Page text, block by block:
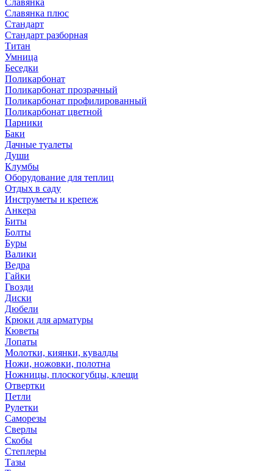
Славянка
Славянка плюс
Стандарт
Стандарт разборная
Титан
Умница
Беседки
Поликарбонат
Поликарбонат прозрачный
Поликарбонат профилированный
Поликарбонат цветной
Парники
Баки
Дачные туалеты
Души
Клумбы
Оборудование для теплиц
Отдых в саду
Инструметы и крепеж
Анкера
Биты
Болты
Буры
Валики
Ведра
Гайки
Гвозди
Диски
Дюбели
Крюки для арматуры
Кюветы
Лопаты
Молотки, киянки, кувалды
Ножи, ножовки, полотна
Ножницы, плоскогубцы, клещи
Отвертки
Петли
Рулетки
Саморезы
Сверлы
Скобы
Степлеры
Тазы